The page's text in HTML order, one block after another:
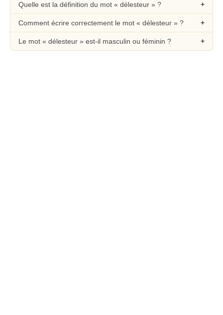
Quelle est la définition du mot « délesteur » ?
Comment écrire correctement le mot « délesteur » ?
Le mot « délesteur » est-il masculin ou féminin ?